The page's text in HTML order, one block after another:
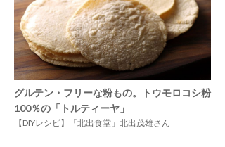
グルテン・フリーな粉もの。トウモロコシ粉
100％の「トルティーヤ」
【DIYレシピ】「北出食堂」北出茂雄さん